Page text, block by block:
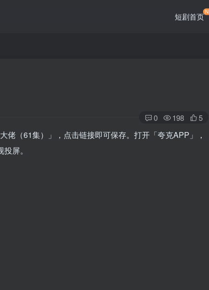
短剧首页
0 198 5
佬（61集）」，点击链接即可保存。打开「夸克APP」，
屏。